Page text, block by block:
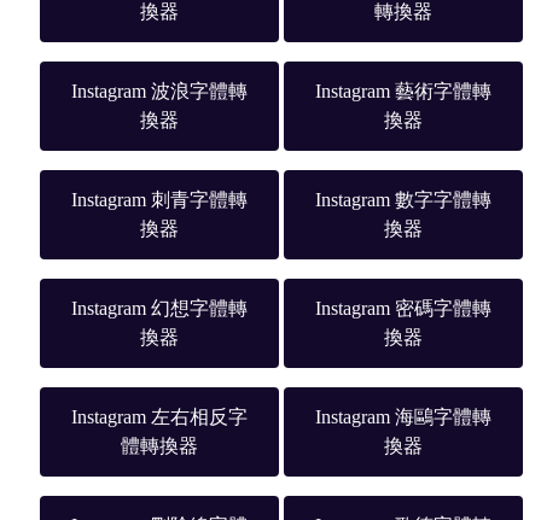
換器
轉換器
Instagram 波浪字體轉
換器
Instagram 藝術字體轉
換器
Instagram 刺青字體轉
換器
Instagram 數字字體轉
換器
Instagram 幻想字體轉
換器
Instagram 密碼字體轉
換器
Instagram 左右相反字
體轉換器
Instagram 海鷗字體轉
換器